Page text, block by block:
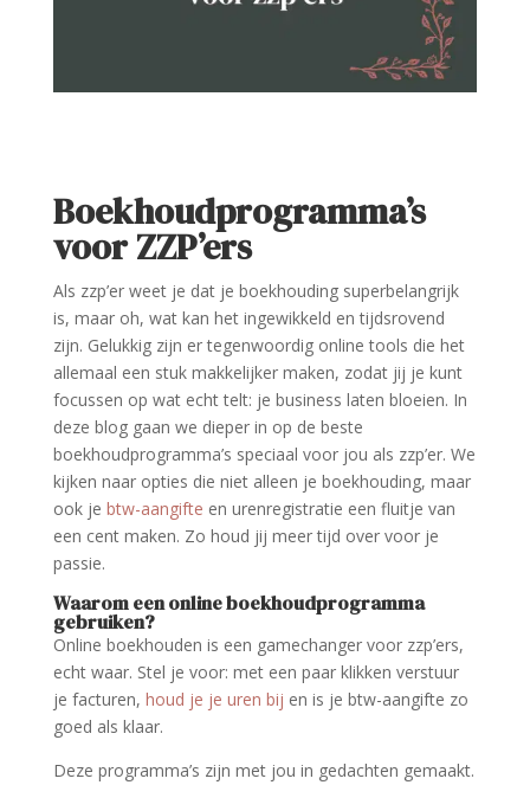
Boekhoudprogramma’s
voor ZZP’ers
Als zzp’er weet je dat je boekhouding superbelangrijk
is, maar oh, wat kan het ingewikkeld en tijdsrovend
zijn. Gelukkig zijn er tegenwoordig online tools die het
allemaal een stuk makkelijker maken, zodat jij je kunt
focussen op wat echt telt: je business laten bloeien. In
deze blog gaan we dieper in op de beste
boekhoudprogramma’s speciaal voor jou als zzp’er. We
kijken naar opties die niet alleen je boekhouding, maar
ook je btw-aangifte en urenregistratie een fluitje van
een cent maken. Zo houd jij meer tijd over voor je
passie.
Waarom een online boekhoudprogramma
gebruiken?
Online boekhouden is een gamechanger voor zzp’ers,
echt waar. Stel je voor: met een paar klikken verstuur
je facturen, houd je je uren bij en is je btw-aangifte zo
goed als klaar.
Deze programma’s zijn met jou in gedachten gemaakt.